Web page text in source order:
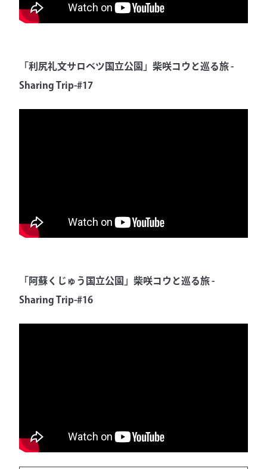
「利尻礼文サロベツ国立公園」柴咲コウと巡る旅 -
Sharing Trip-#17
「阿蘇くじゅう国立公園」柴咲コウと巡る旅 -
Sharing Trip-#16